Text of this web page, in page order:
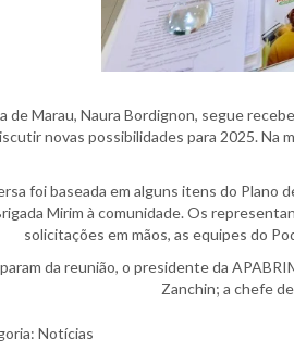
de Marau, Naura Bordignon, segue
novas possibilidades para 2025. Na
foi baseada em alguns itens do Plano
Mirim à comunidade. Os
solicitações em mãos, as equipes do
da reunião, o presidente da
Zanchin; a chefe
Notícias